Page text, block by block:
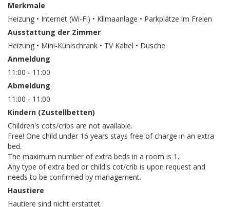
Merkmale
Heizung • Internet (Wi-Fi) • Klimaanlage • Parkplätze im Freien
Ausstattung der Zimmer
Heizung • Mini-Kühlschrank • TV Kabel • Dusche
Anmeldung
11:00 - 11:00
Abmeldung
11:00 - 11:00
Kindern (Zustellbetten)
Children's cots/cribs are not available.
Free! One child under 16 years stays free of charge in an extra
bed.
The maximum number of extra beds in a room is 1.
Any type of extra bed or child's cot/crib is upon request and
needs to be confirmed by management.
Haustiere
Hautiere sind nicht erstattet.